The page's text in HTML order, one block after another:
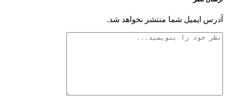
آدرس ایمیل شما منتشر نخواهد شد.